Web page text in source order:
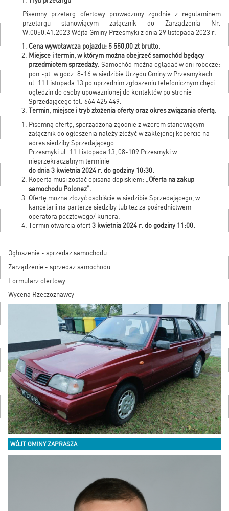
Pisemny przetarg ofertowy prowadzony zgodnie z regulaminem
przetargu stanowiącym załącznik do Zarządzenia Nr.
W.0050.41.2023 Wójta Gminy Przesmyki z dnia 29 listopada 2023 r.
Cena wywoławcza pojazdu: 5 550,00 zł brutto.
Miejsce i termin, w którym można obejrzeć samochód będący
przedmiotem sprzedaży. Samochód można oglądać w dni robocze:
pon.-pt. w godz. 8-16 w siedzibie Urzędu Gminy w Przesmykach
ul. 11 Listopada 13 po uprzednim zgłoszeniu telefonicznym chęci
oględzin do osoby upoważnionej do kontaktów po stronie
Sprzedającego tel. 664 425 449.
Termin, miejsce i tryb złożenia oferty oraz okres związania ofertą.
Pisemną ofertę, sporządzoną zgodnie z wzorem stanowiącym
załącznik do ogłoszenia należy złożyć w zaklejonej kopercie na
adres siedziby Sprzedającego
Przesmyki ul. 11 Listopada 13, 08-109 Przesmyki w
nieprzekraczalnym terminie
do dnia 3 kwietnia 2024 r. do godziny 10:30.
Koperta musi zostać opisana dopiskiem: „Oferta na zakup
samochodu Polonez”.
Ofertę można złożyć osobiście w siedzibie Sprzedającego, w
kancelarii na parterze siedziby lub też za pośrednictwem
operatora pocztowego/ kuriera.
Termin otwarcia ofert 3 kwietnia 2024 r. do godziny 11:00.
Ogłoszenie - sprzedaż samochodu
Zarządzenie - sprzedaż samochodu
Formularz ofertowy
Wycena Rzeczoznawcy
WÓJT GMINY ZAPRASZA